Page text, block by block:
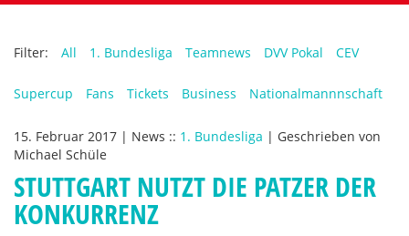
Filter: All 1. Bundesliga Teamnews DVV Pokal CEV
Supercup Fans Tickets Business Nationalmannnschaft
15. Februar 2017 | News :: 1. Bundesliga | Geschrieben von
Michael Schüle
STUTTGART NUTZT DIE PATZER DER
KONKURRENZ